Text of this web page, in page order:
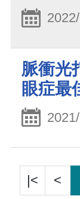
脈衝光
眼症最
|< <